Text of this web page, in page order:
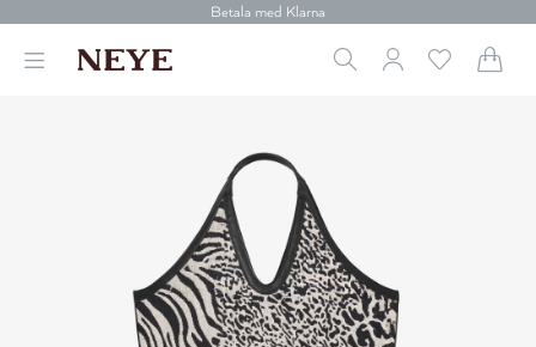
Betala med Klarna
Gratis frakt över 699 kr.